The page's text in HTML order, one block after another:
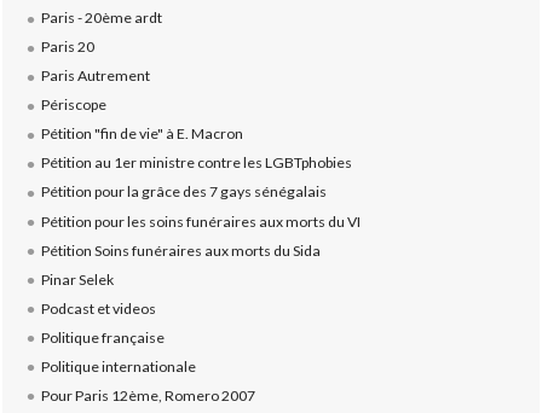
Paris - 20ème ardt
Paris 20
Paris Autrement
Périscope
Pétition "fin de vie" à E. Macron
Pétition au 1er ministre contre les LGBTphobies
Pétition pour la grâce des 7 gays sénégalais
Pétition pour les soins funéraires aux morts du VI
Pétition Soins funéraires aux morts du Sida
Pinar Selek
Podcast et videos
Politique française
Politique internationale
Pour Paris 12ème, Romero 2007